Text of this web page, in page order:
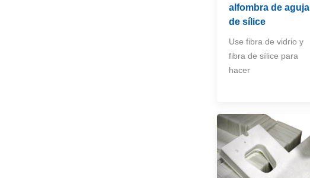
alfombra de aguja
de sílice
Use fibra de vidrio y
fibra de sílice para
hacer